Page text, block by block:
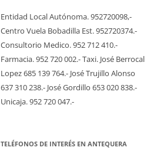
Entidad Local Autónoma. 952720098,-
Centro Vuela Bobadilla Est. 952720374.-
Consultorio Medico. 952 712 410.-
Farmacia. 952 720 002.- Taxi. José Berrocal
Lopez 685 139 764.- José Trujillo Alonso
637 310 238.- José Gordillo 653 020 838.-
Unicaja. 952 720 047.-
TELÉFONOS DE INTERÉS EN ANTEQUERA